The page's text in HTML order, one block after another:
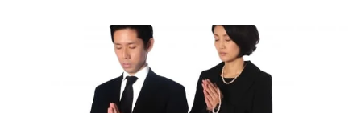
採用情報
神奈川県
函館市